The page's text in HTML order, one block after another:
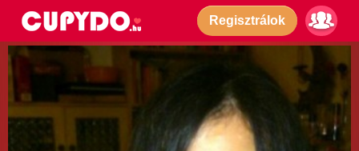
Regisztrálok